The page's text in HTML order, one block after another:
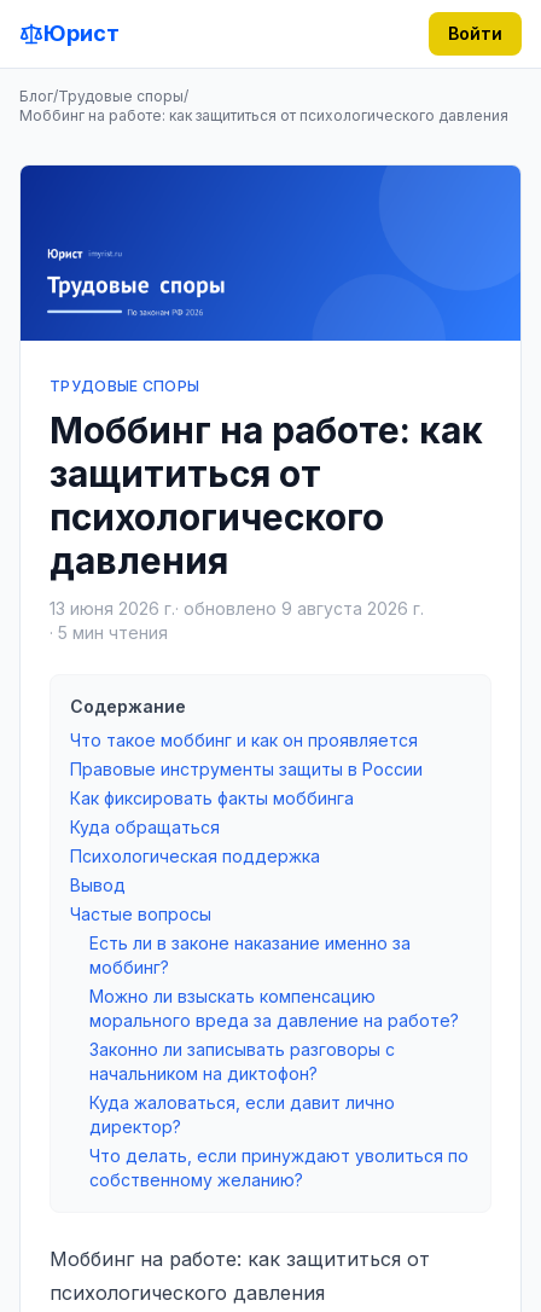
Юрист Войти
Блог/Трудовые споры/
Моббинг на работе: как защититься от психологического давления
ТРУДОВЫЕ СПОРЫ
Моббинг на работе: как
защититься от
психологического
давления
13 июня 2026 г.· обновлено 9 августа 2026 г.
· 5 мин чтения
Содержание
Что такое моббинг и как он проявляется
Правовые инструменты защиты в России
Как фиксировать факты моббинга
Куда обращаться
Психологическая поддержка
Вывод
Частые вопросы
Есть ли в законе наказание именно за
моббинг?
Можно ли взыскать компенсацию
морального вреда за давление на работе?
Законно ли записывать разговоры с
начальником на диктофон?
Куда жаловаться, если давит лично
директор?
Что делать, если принуждают уволиться по
собственному желанию?
Моббинг на работе: как защититься от
психологического давления